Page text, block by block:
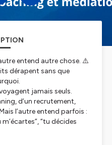
entend autre chose. ⚠️
dérapent sans que
jamais seuls.
d’un recrutement,
l’autre entend parfois :
“tu décides